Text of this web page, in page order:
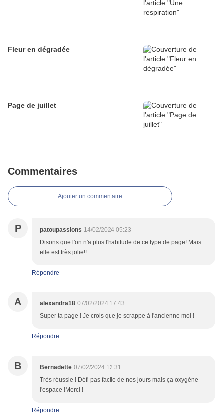
Fleur en dégradée
Page de juillet
Commentaires
Ajouter un commentaire
P patoupassions 14/02/2024 05:23
Disons que l'on n'a plus l'habitude de ce type de page! Mais
elle est très jolie!!
Répondre
A alexandra18 07/02/2024 17:43
Super ta page ! Je crois que je scrappe à l'ancienne moi !
Répondre
B Bernadette 07/02/2024 12:31
Très réussie ! Défi pas facile de nos jours mais ça oxygène
l'espace !Merci !
Répondre